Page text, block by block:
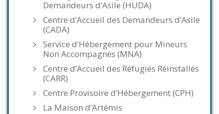
Demandeurs d’Asile (HUDA)
Centre d’Accueil des Demandeurs d’Asile
(CADA)
Service d’Hébergement pour Mineurs
Non Accompagnés (MNA)
Centre d’Accueil des Réfugiés Réinstallés
(CARR)
Centre Provisoire d’Hébergement (CPH)
La Maison d’Artémis